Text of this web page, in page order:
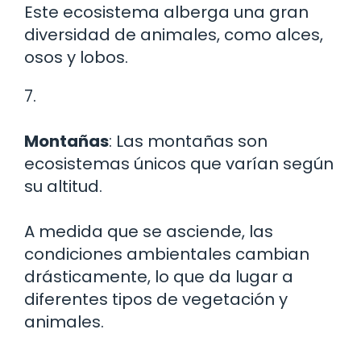
Este ecosistema alberga una gran
diversidad de animales, como alces,
osos y lobos.
7.
Montañas: Las montañas son
ecosistemas únicos que varían según
su altitud.
A medida que se asciende, las
condiciones ambientales cambian
drásticamente, lo que da lugar a
diferentes tipos de vegetación y
animales.